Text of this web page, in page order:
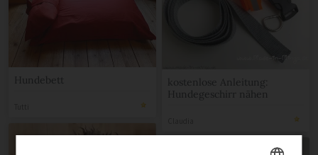
kostenlose Anleitung:
Hundegeschirr nähen
Hundebett